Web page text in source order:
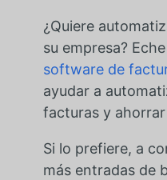
¿Quiere
su empresa?
software de
ayudar a
facturas y
Si lo prefiere, a
más entradas de